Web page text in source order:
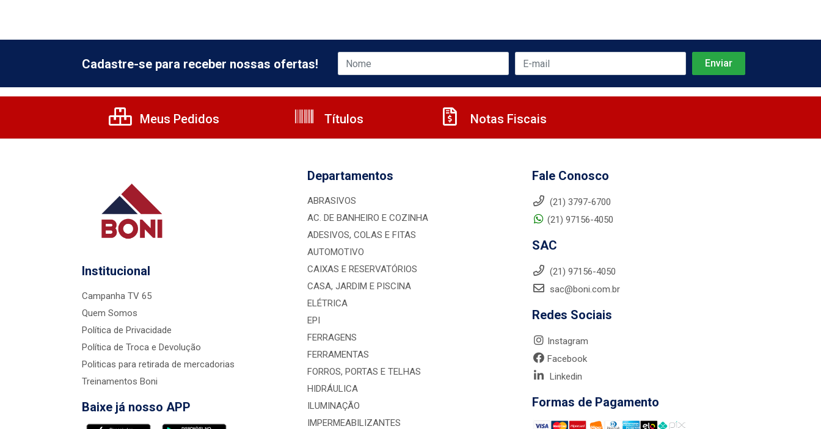
Cadastre-se para receber nossas ofertas!
Meus Pedidos Títulos Notas Fiscais
Institucional
Campanha TV 65
Quem Somos
Política de Privacidade
Política de Troca e Devolução
Politicas para retirada de mercadorias
Treinamentos Boni
Baixe já nosso APP
Departamentos
ABRASIVOS
AC. DE BANHEIRO E COZINHA
ADESIVOS, COLAS E FITAS
AUTOMOTIVO
CAIXAS E RESERVATÓRIOS
CASA, JARDIM E PISCINA
ELÉTRICA
EPI
FERRAGENS
FERRAMENTAS
FORROS, PORTAS E TELHAS
HIDRÁULICA
ILUMINAÇÃO
IMPERMEABILIZANTES
Fale Conosco
(21) 3797-6700
(21) 97156-4050
SAC
(21) 97156-4050
sac@boni.com.br
Redes Sociais
Instagram
Facebook
Linkedin
Formas de Pagamento